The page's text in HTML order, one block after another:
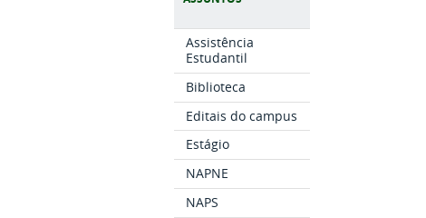
Assistência
Estudantil
Biblioteca
Editais do campus
Estágio
NAPNE
NAPS